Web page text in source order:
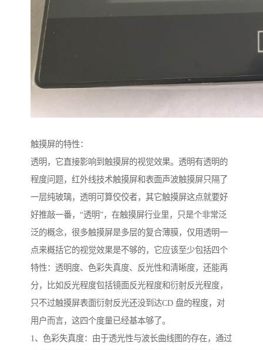
触摸屏的特性：
透明，它直接影响到触摸屏的视觉效果。透明有透明的
程度问题，红外线技术触摸屏和表面声波触摸屏只隔了
一层纯玻璃，透明可算佼佼者，其它触摸屏这点就要好
好推敲一番，“透明”，在触摸屏行业里，只是个非常泛
泛的概念，很多触摸屏是多层的复合薄膜，仅用透明一
点来概括它的视觉效果是不够的，它应该至少包括四个
特性：透明度、色彩失真度、反光性和清晰度，还能再
分，比如反光程度包括镜面反光程度和衍射反光程度，
只不过触摸屏表面衍射反光还没到达CD 盘的程度，对
用户而言，这四个度量已经基本够了。
1、色彩失真度：由于透光性与波长曲线图的存在，通过